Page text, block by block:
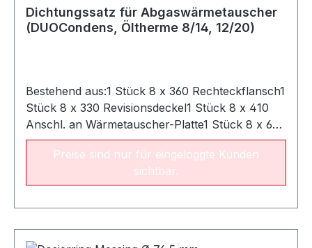
Dichtungssatz für Abgaswärmetauscher
(DUOCondens, Öltherme 8/14, 12/20)
Bestehend aus:1 Stück 8 x 360 Rechteckflansch1
Stück 8 x 330 Revisionsdeckel1 Stück 8 x 410
Anschl. an Wärmetauscher-Platte1 Stück 8 x 625
Wärmetauscher-Platte, Edelstahl)
Preise sind nur für eingeloggte Kunden
sichtbar.